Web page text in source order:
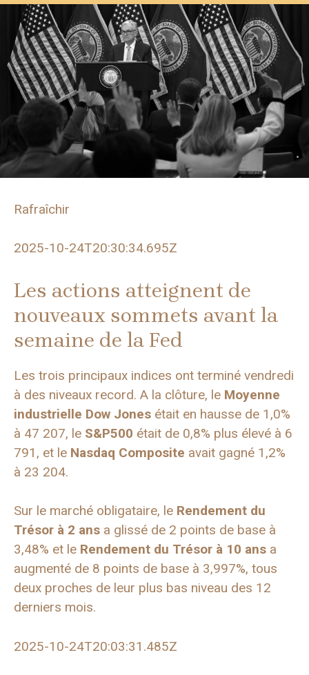
Rafraîchir
2025-10-24T20:30:34.695Z
Les actions atteignent de
nouveaux sommets avant la
semaine de la Fed
Les trois principaux indices ont terminé vendredi
à des niveaux record. A la clôture, le Moyenne
industrielle Dow Jones était en hausse de 1,0%
à 47 207, le S&P500 était de 0,8% plus élevé à 6
791, et le Nasdaq Composite avait gagné 1,2%
à 23 204.
Sur le marché obligataire, le Rendement du
Trésor à 2 ans a glissé de 2 points de base à
3,48% et le Rendement du Trésor à 10 ans a
augmenté de 8 points de base à 3,997%, tous
deux proches de leur plus bas niveau des 12
derniers mois.
2025-10-24T20:03:31.485Z